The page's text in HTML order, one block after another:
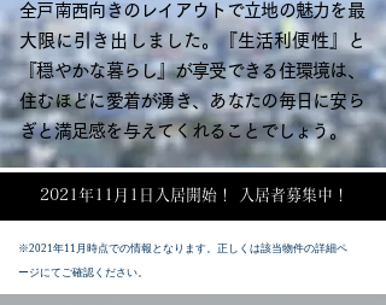
全戸南西向きのレイアウトで立地の魅力を最
大限に引き出しました。『生活利便性』と
『穏やかな暮らし』が享受できる住環境は、
住むほどに愛着が湧き、あなたの毎日に安ら
ぎと満足感を与えてくれることでしょう。
2021年11月1日入居開始！ 入居者募集中！
※2021年11月時点での情報となります。正しくは該当物件の詳細ペ
ージにてご確認ください。